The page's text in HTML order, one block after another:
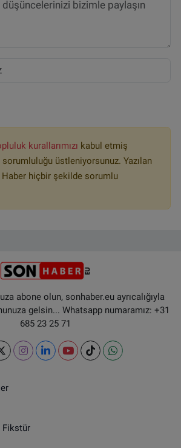
kurallarımızı kabul etmiş
üstleniyorsunuz. Yazılan
hiçbir şekilde sorumlu
abone olun, sonhaber.eu ayrıcalığıyla
gelsin... Whatsapp numaramız: +31
685 23 25 71
Fikstür